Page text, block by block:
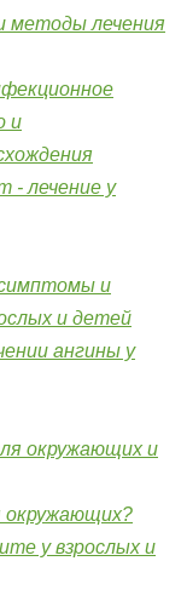
методы лечения
и
- лечение у
и
и детей
ангины у
окружающих и
окружающих?
у взрослых и